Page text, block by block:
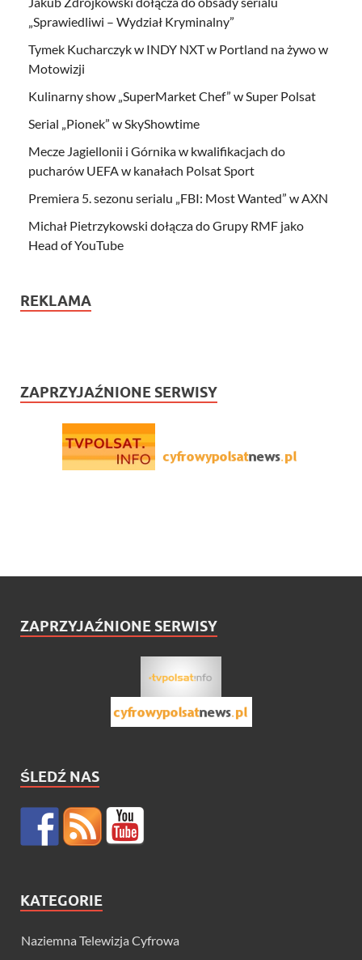
„Sprawiedliwi – Wydział Kryminalny”
Tymek Kucharczyk w INDY NXT w Portland na żywo w
Motowizji
Kulinarny show „SuperMarket Chef” w Super Polsat
Serial „Pionek” w SkyShowtime
Mecze Jagiellonii i Górnika w kwalifikacjach do
pucharów UEFA w kanałach Polsat Sport
Premiera 5. sezonu serialu „FBI: Most Wanted” w AXN
Michał Pietrzykowski dołącza do Grupy RMF jako
Head of YouTube
REKLAMA
ZAPRZYJAŹNIONE SERWISY
ZAPRZYJAŹNIONE SERWISY
ŚLEDŹ NAS
KATEGORIE
Naziemna Telewizja Cyfrowa